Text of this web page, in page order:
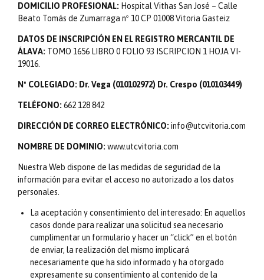
DOMICILIO PROFESIONAL: Hospital Vithas San José – Calle
Beato Tomás de Zumarraga nº 10 CP 01008 Vitoria Gasteiz
DATOS DE INSCRIPCIÓN EN EL REGISTRO MERCANTIL DE
ÁLAVA: TOMO 1656 LIBRO 0 FOLIO 93 ISCRIPCION 1 HOJA VI-
19016.
Nº COLEGIADO: Dr. Vega (010102972) Dr. Crespo (010103449)
TELÉFONO: 662 128 842
DIRECCIÓN DE CORREO ELECTRÓNICO: info@utcvitoria.com
NOMBRE DE DOMINIO: www.utcvitoria.com
Nuestra Web dispone de las medidas de seguridad de la
información para evitar el acceso no autorizado a los datos
personales.
La aceptación y consentimiento del interesado: En aquellos
casos donde para realizar una solicitud sea necesario
cumplimentar un formulario y hacer un “click” en el botón
de enviar, la realización del mismo implicará
necesariamente que ha sido informado y ha otorgado
expresamente su consentimiento al contenido de la